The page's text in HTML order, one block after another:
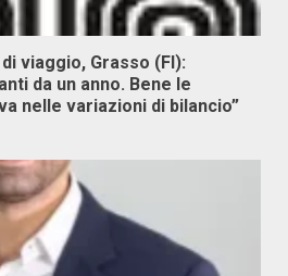
viaggio, Grasso (FI):
da un anno. Bene le
nelle variazioni di bilancio”